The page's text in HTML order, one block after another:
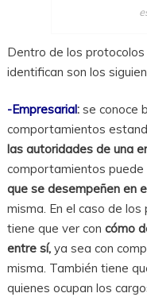
Dentro de los
identifican son los
-Empresarial: se conoce
comportamientos
las autoridades de una
comportamientos
que se desempeñen en
misma. En el caso de
tiene que ver con cómo
entre sí,ya sea con
misma. También tiene
quienes ocupan los